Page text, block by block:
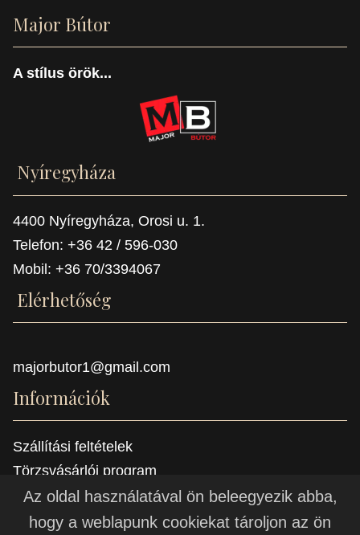
Az oldal használatával ön beleegyezik abba,
hogy a weblapunk cookiekat tároljon az ön
Major Bútor
A stílus örök...
Nyíregyháza
4400 Nyíregyháza, Orosi u. 1.
Telefon: +36 42 / 596-030
Mobil: +36 70/3394067
Elérhetőség
majorbutor1@gmail.com
Információk
Szállítási feltételek
Törzsvásárlói program
Referenciák
© 2021 -Major Bútor a bútor készítő manufaktúra - bútor,